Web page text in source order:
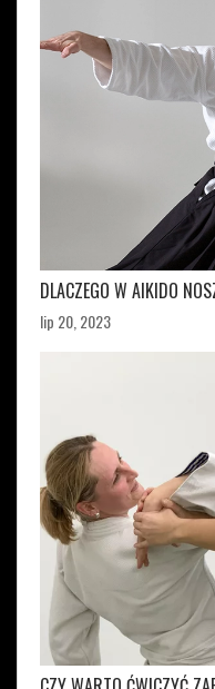
DLACZEGO W AIKIDO
lip 20, 2023